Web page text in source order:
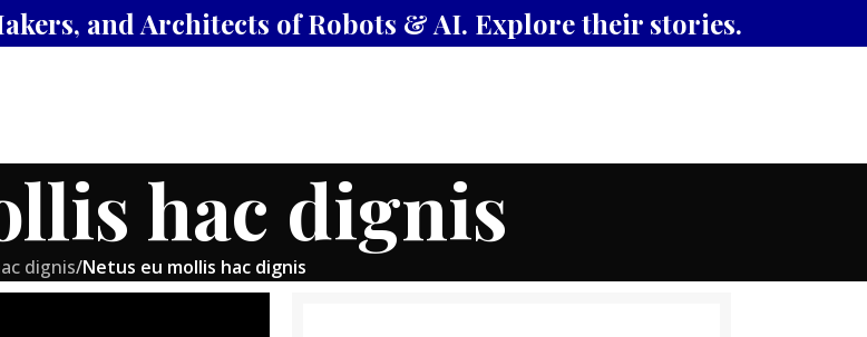
and Architects of Robots & AI. Explore their stories.
hac dignis
dignis/Netus eu mollis hac dignis